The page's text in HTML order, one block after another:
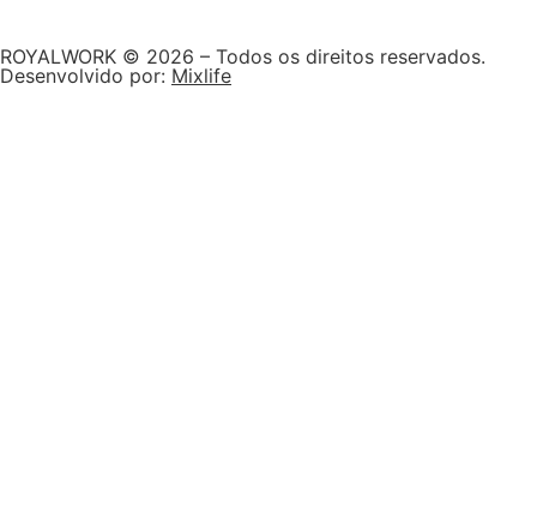
ROYALWORK © 2026 – Todos os direitos reservados.
Desenvolvido por: Mixlife